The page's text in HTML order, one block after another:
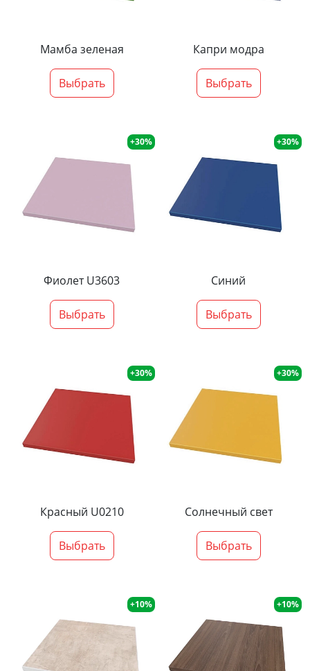
Мамба зеленая
Выбрать
Капри модра
Выбрать
+30%
Фиолет U3603
Выбрать
+30%
Синий
Выбрать
+30%
Красный U0210
Выбрать
+30%
Солнечный свет
Выбрать
+10% +10%